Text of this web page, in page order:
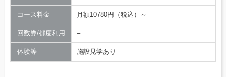
コース料金 月額10780円（税込）～
回数券/都度利用 –
体験等 施設見学あり